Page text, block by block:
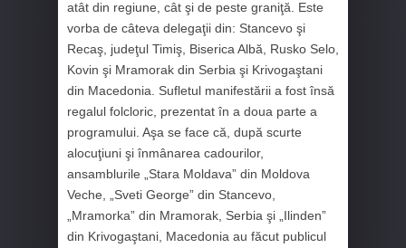
atât din regiune, cât şi de peste graniţă. Este
vorba de câteva delegaţii din: Stancevo şi
Recaş, judeţul Timiş, Biserica Albă, Rusko Selo,
Kovin şi Mramorak din Serbia şi Krivogaştani
din Macedonia. Sufletul manifestării a fost însă
regalul folcloric, prezentat în a doua parte a
programului. Aşa se face că, după scurte
alocuţiuni şi înmânarea cadourilor,
ansamblurile „Stara Moldava” din Moldova
Veche, „Sveti George” din Stancevo,
„Mramorka” din Mramorak, Serbia şi „Ilinden”
din Krivogaştani, Macedonia au făcut publicul